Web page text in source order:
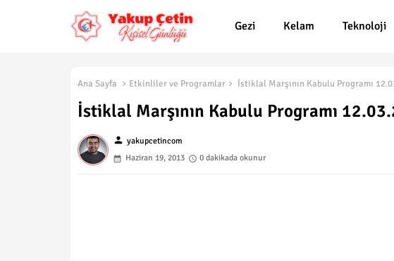
Gezi Kelam Teknoloji
Ana Sayfa Etkinliler ve Programlar İstiklal Marşının Kabulu Programı
İstiklal Marşının Kabulu Programı
person yakupcetincom
Haziran 19, 2013
0 dakikada okunur